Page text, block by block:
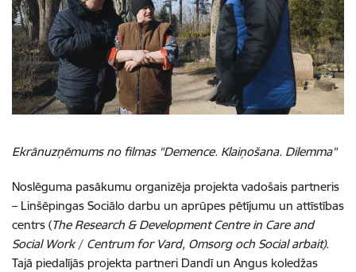
Ekrānuzņēmums no filmas "Demence. Klaiņošana. Dilemma"
Noslēguma pasākumu organizēja projekta vadošais partneris
– Linšēpingas Sociālo darbu un aprūpes pētījumu un attīstības
centrs (The Research & Development Centre in Care and
Social Work/ Centrum for Vard, Omsorg och Social arbait).
Tajā piedalījās projekta partneri Dandī un Angus koledžas